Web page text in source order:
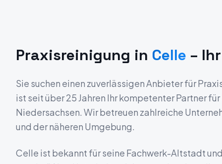
Praxisreinigung in Celle –
Sie suchen einen zuverlässigen Anbieter für
ist seit über 25 Jahren Ihr kompetenter Partner
Niedersachsen. Wir betreuen zahlreiche
und der näheren Umgebung.
Celle ist bekannt für seine Fachwerk-Altstadt